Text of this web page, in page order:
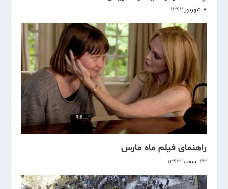
۸ شهریور ۱۳۹۲
راهنمای فیلم ماه مارس
۲۳ اسفند ۱۳۹۳